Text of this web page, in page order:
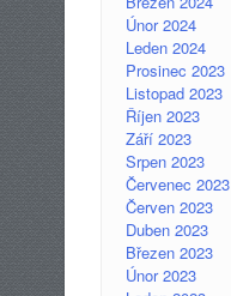
Únor 2024
Leden 2024
Prosinec 2023
Listopad 2023
Říjen 2023
Září 2023
Srpen 2023
Červenec 2023
Červen 2023
Duben 2023
Březen 2023
Únor 2023